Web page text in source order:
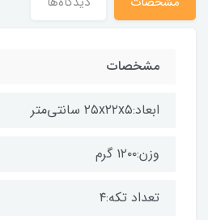
مشخصات
ابعاد:۲۵x۲۲x۵ سانتی‌متر
وزن:۱۲۰۰ گرم
تعداد تکه:۴